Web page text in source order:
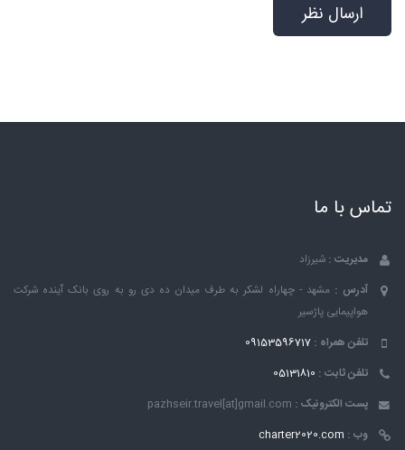
تماس با ما
مدیریت : شیرزاد
آدرس : مشهد - چهاراه لشکر به طرف میدان ده دی رو به روی بانک ٱینده شرکت
هواپیمایی پاژسیر
تلفن همراه : 09153596717
تلفن ثابت : 05131810
پست الکترونیک : pazhseir.travel[at]gmail.com
وب : charter2020.com